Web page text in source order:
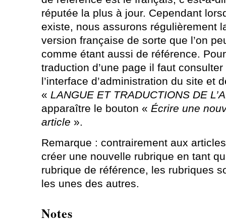
réputée la plus à jour. Cependant
existe, nous assurons régulièrement
version française de sorte que l’on
comme étant aussi de référence.
traduction d’une page il faut
l’interface d’administration du site et
« LANGUE ET TRADUCTIONS DE
apparaître le bouton « Écrire une
article ».
Remarque : contrairement aux
créer une nouvelle rubrique en tant
rubrique de référence, les rubriques
les unes des autres.
Notes